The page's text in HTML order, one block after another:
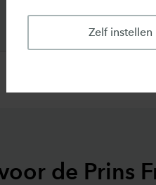
Zelf instellen
de Prins